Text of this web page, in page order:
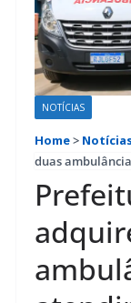
NOTÍCIAS
Home>
duas